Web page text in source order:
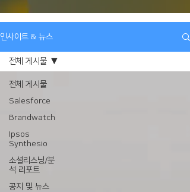
인사이트 & 뉴스
전체 게시물
Salesforce
Brandwatch
Ipsos
Synthesio
소셜리스닝/분
석 리포트
공지 및 뉴스
전체 게시물